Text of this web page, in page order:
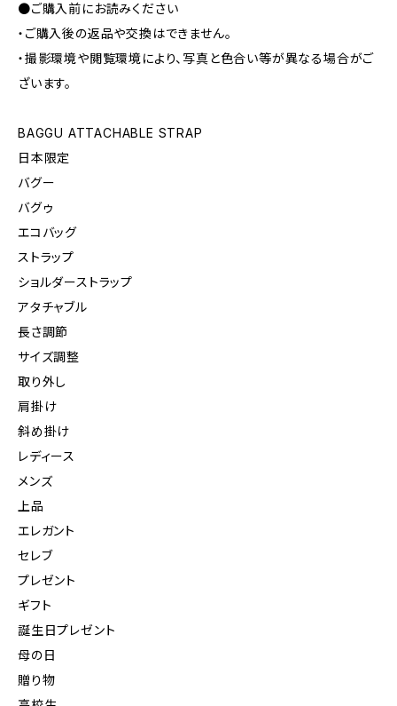
●ご購入前にお読みください
・ご購入後の返品や交換はできません。
・撮影環境や閲覧環境により、写真と色合い等が異なる場合がご
ざいます。
BAGGU ATTACHABLE STRAP
日本限定
バグー
バグゥ
エコバッグ
ストラップ
ショルダーストラップ
アタチャブル
長さ調節
サイズ調整
取り外し
肩掛け
斜め掛け
レディース
メンズ
上品
エレガント
セレブ
プレゼント
ギフト
誕生日プレゼント
母の日
贈り物